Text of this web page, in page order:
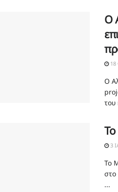
Ο
18
Ο
του
3
Το
στο
...